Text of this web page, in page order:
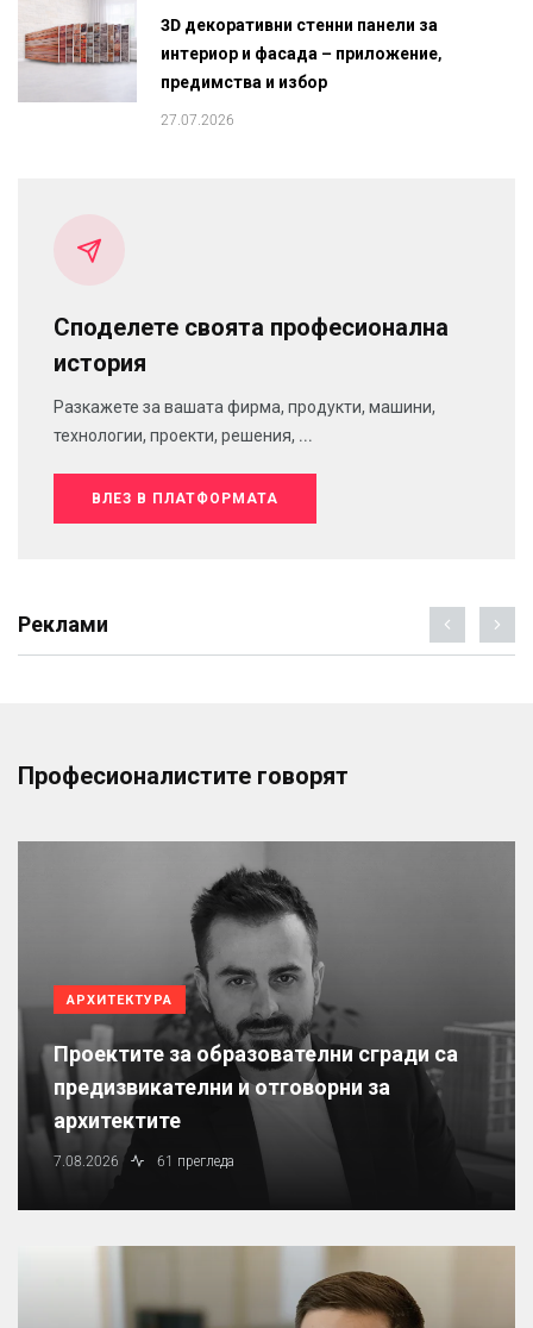
3D декоративни стенни панели за
интериор и фасада – приложение,
предимства и избор
27.07.2026
Споделете своята професионална
история
Разкажете за вашата фирма, продукти, машини,
технологии, проекти, решения, ...
ВЛЕЗ В ПЛАТФОРМАТА
Реклами
Професионалистите говорят
АРХИТЕКТУРА
Проектите за образователни сгради са
предизвикателни и отговорни за
архитектите
7.08.2026 61 прегледа